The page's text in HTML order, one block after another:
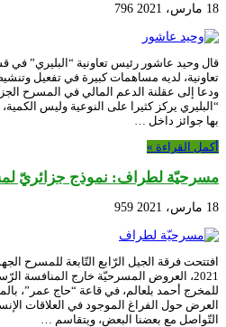
18 مارس، 2021 796
قال وحيد عاشور رئيس تعاونية “البليري” في
تعاونية، لديه مساهمات كبيرة في تفعيل
ودعا إلى عقلنة الدعم المالي في المسرح
“البليري يركز كثيرا على النوعية وليس
بها جوائز داخل …
أكمل القراءة »
مسرحيّة لطراف: نموذج جزائريّ
18 مارس، 2021 959
2021، العروض المسرحيّة خارج المنافسة
للمخرج أحمد بلعالم، في قاعة “حاج عمر”،
العرض حول الفراغ الموجود في العلاقات
التّواصل مع بعضنا البعض، ويتقاسم …